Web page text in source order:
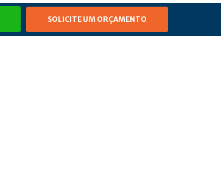
SOLICITE UM ORÇAMENTO